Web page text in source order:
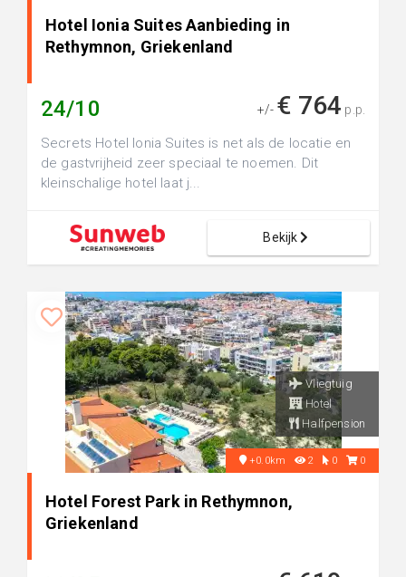
Hotel Ionia Suites Aanbieding in
Rethymnon, Griekenland
24/10 +/- € 764 p.p.
Secrets Hotel Ionia Suites is net als de locatie en
de gastvrijheid zeer speciaal te noemen. Dit
kleinschalige hotel laat j...
Bekijk
Vliegtuig
Hotel
Halfpension
+0.0km 2 0 0
Hotel Forest Park in Rethymnon,
Griekenland